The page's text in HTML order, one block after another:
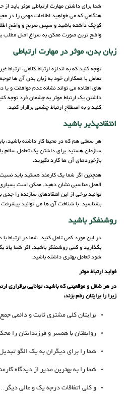
شما برای داشتن مهارت ارتباطی موثر باید
هنگامی که می خواهید اطلاعات مهمی را در
کوچک داشته باشید و سپس صریح و واضح
واضح ترین صورت ممکن به سراغ اصل مطلب
زبان بدن، موثر در مهارت ارتباطی
توجه کنید که به اندازه ارتباط کلامی،
تعامل با همکاران خود به زبان بدن آن ها
های افتاده می تواند نشانه عدم موافقت و
داشتن یک ارتباط موثر به چشمان فرد توجه
کنید و به اصطلاح ارتباط چشمی برقرار کنید.
انتقادپذیر باشید
هر سمتی هم که در محیط کار داشته باشید،
سازمان هستید برای داشتن یک تعامل سالم با
بازخوردهای آن ها گارد نگیرید.
همچنین اگر شما یک کارمند هستید باید
العمل مناسبی نشان دهید. ممکن است بسیاری
توانید برخی از این انتقادهای سازنده را
بشناسید. با شناخت آن ها می توانید
روشنفکر باشید
در این مورد کمی تامل کنید. شما در ارتباط با
بگذارید و کمی روشنفکر باشید. اگر شما یاد
شود تعامل بهتری داشته باشید.
فواید ارتباط موثر
در هر شغل و موقعیتی که باشید، توانایی برقراری
زیرا را برایتان رقم بزند:
برایتان کلی مشتری ثابت و دائمی
روابطتان با همسر و فرزندانتان را
شما را برای دیگران به یک الگو
شما را به بهترین مدیر از دیدگاه
و کلی اتفاقات درجه یک و عالی